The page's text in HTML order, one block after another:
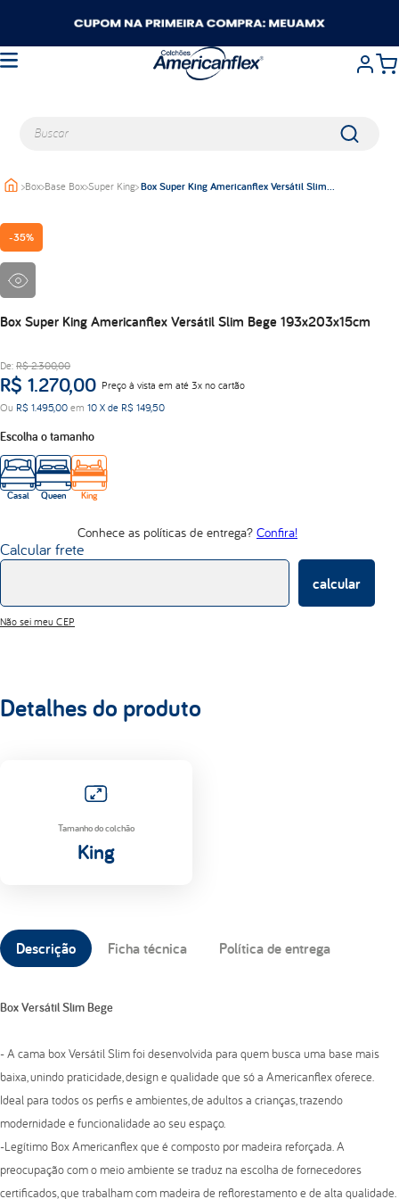
Buscar
>Box>Base Box>Super King>Box Super King Americanflex Versátil Slim
-35%
Box Super King Americanflex Versátil Slim Bege 193x203x15cm
De: R$ 2.300,00
R$ 1.270,00 Preço à vista em até 3x no cartão
Ou R$ 1.495,00 em 10 X de R$ 149,50
Escolha o tamanho
Casal Queen King
Conhece as políticas de entrega? Confira!
Calcular frete
calcular
Não sei meu CEP
Detalhes do produto
Tamanho do colchão
King
Descrição Ficha técnica Política de entrega
Box Versátil Slim Bege
- A cama box Versátil Slim foi desenvolvida para quem busca uma base mais
baixa, unindo praticidade, design e qualidade que só a Americanflex oferece.
Ideal para todos os perfis e ambientes, de adultos a crianças, trazendo
modernidade e funcionalidade ao seu espaço.
-Legítimo Box Americanflex que é composto por madeira reforçada. A
preocupação com o meio ambiente se traduz na escolha de fornecedores
certificados, que trabalham com madeira de reflorestamento e de alta qualidade.
TERMOS MAIS BUSCADOS
balance
abrace
travesseiros
d33